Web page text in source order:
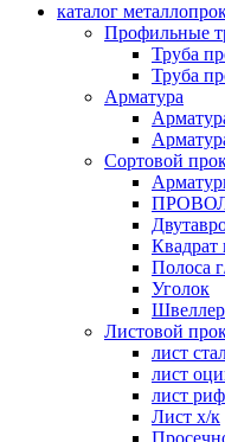
каталог
Профильные
Труба
Труба
Арматура
Сортовой
Квадрат
Полоса
Уголок
Швеллер
Листовой
лист
лист
лист
Лист х/к